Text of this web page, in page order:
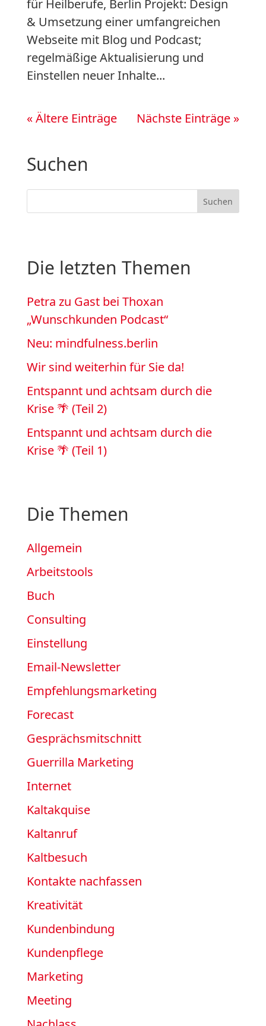
für Heilberufe, Berlin Projekt: Design
& Umsetzung einer umfangreichen
Webseite mit Blog und Podcast;
regelmäßige Aktualisierung und
Einstellen neuer Inhalte...
« Ältere Einträge Nächste Einträge »
Suchen
Die letzten Themen
Petra zu Gast bei Thoxan
„Wunschkunden Podcast“
Neu: mindfulness.berlin
Wir sind weiterhin für Sie da!
Entspannt und achtsam durch die
Krise 🌴 (Teil 2)
Entspannt und achtsam durch die
Krise 🌴 (Teil 1)
Die Themen
Allgemein
Arbeitstools
Buch
Consulting
Einstellung
Email-Newsletter
Empfehlungsmarketing
Forecast
Gesprächsmitschnitt
Guerrilla Marketing
Internet
Kaltakquise
Kaltanruf
Kaltbesuch
Kontakte nachfassen
Kreativität
Kundenbindung
Kundenpflege
Marketing
Meeting